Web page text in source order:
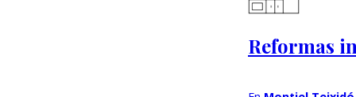
Reformas